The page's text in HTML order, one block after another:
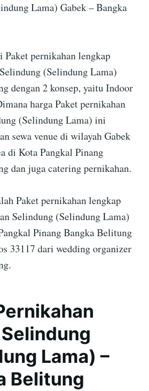
Lama) Gabek – Bangka
pernikahan lengkap
(Selindung Lama)
dengan 2 konsep, yaitu Indoor
harga Paket pernikahan
(Selindung Lama) ini
sewa venue di wilayah Gabek
di Kota Pangkal Pinang
dan juga catering pernikahan.
Paket pernikahan lengkap
Selindung (Selindung Lama)
Pinang Bangka Belitung
33117 dari wedding organizer
Lama) –
Belitung